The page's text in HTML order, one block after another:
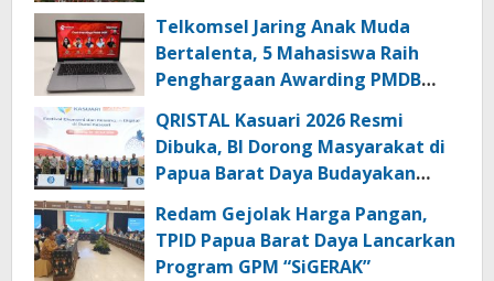
Telkomsel Jaring Anak Muda
Bertalenta, 5 Mahasiswa Raih
Penghargaan Awarding PMDB
QRISTAL Kasuari 2026 Resmi
Dibuka, BI Dorong Masyarakat di
Papua Barat Daya Budayakan
Redam Gejolak Harga Pangan,
TPID Papua Barat Daya Lancarkan
Program GPM “SiGERAK”